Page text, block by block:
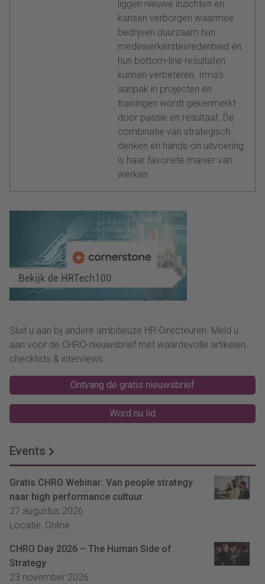
liggen nieuwe inzichten en
kansen verborgen waarmee
bedrijven duurzaam hun
medewerkerstevredenheid én
hun bottom-line resultaten
kunnen verbeteren. Irma's
aanpak in projecten én
trainingen wordt gekenmerkt
door passie en resultaat. De
combinatie van strategisch
denken en hands-on uitvoering
is haar favoriete manier van
werken.
Sluit u aan bij andere ambitieuze HR-Directeuren. Meld u
aan voor de CHRO-nieuwsbrief met waardevolle artikelen,
checklists & interviews.
Ontvang de gratis nieuwsbrief
Word nu lid
Events
Gratis CHRO Webinar: Van people strategy
naar high performance cultuur
27 augustus 2026
Locatie: Online
CHRO Day 2026 – The Human Side of
Strategy
23 november 2026